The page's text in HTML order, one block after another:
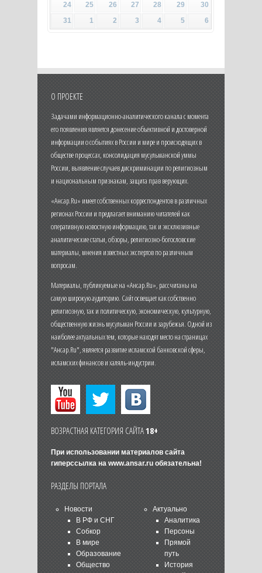
24
25 26 27 28 29
30
31
1 2 3 4 5 6
О ПРОЕКТЕ
Задачами информационно-аналитического канала с момента
его появления является донесение объективной и достоверной
информации о событиях в России и мире и происходящих в
обществе процессах, консолидация мусульманской уммы
России, выявление случаев дискриминации по религиозным
и национальным признакам, защита прав верующих.
«Ансар.Ru» имеет собственных корреспондентов в различных
регионах России и предлагает вниманию читателей как
оперативную новостную информацию, так и эксклюзивные
аналитические статьи, обзоры, религиозно-богословские
материалы, мнения известных экспертов по различным
вопросам.
Материалы, публикуемые на «Ансар.Ru», рассчитаны на
самую широкую аудиторию. Сайт освещает как собственно
религиозную, так и политическую, экономическую, культурную,
общественную жизнь мусульман России и зарубежья. Одной из
наиболее актуальных тем, которые находят место на страницах
"Ансар.Ru", является развитие исламской банковской сферы,
исламских финансов и халяль-индустрии.
ВОЗРАСТНАЯ КАТЕГОРИЯ САЙТА18+
При использовании материалов сайта
гиперссылка на www.ansar.ruобязательна!
РАЗДЕЛЫ ПОРТАЛА
Новости
В РФ и СНГ
Собкор
В мире
Образование
Общество
Актуально
Аналитика
Персоны
Прямой
путь
История